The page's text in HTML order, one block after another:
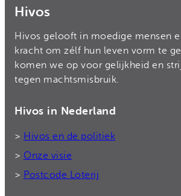
Hivos
Hivos gelooft in moedige mensen
kracht om zélf hun leven vorm te
komen we op voor gelijkheid en
tegen machtsmisbruik.
Hivos in Nederland
> Hivos en de politiek
> Onze visie
> Postcode Loterij